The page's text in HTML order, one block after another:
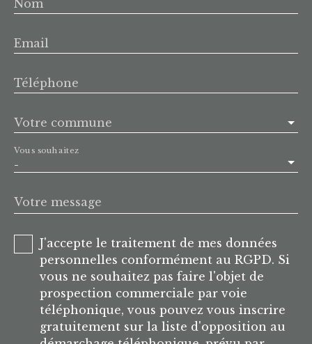
Nom
Email
Téléphone
Votre commune
-
Vous souhaitez
Votre message
J'accepte le traitement de mes données
personnelles conformément au RGPD. Si
vous ne souhaitez pas faire l'objet de
prospection commerciale par voie
téléphonique, vous pouvez vous inscrire
gratuitement sur la liste d'opposition au